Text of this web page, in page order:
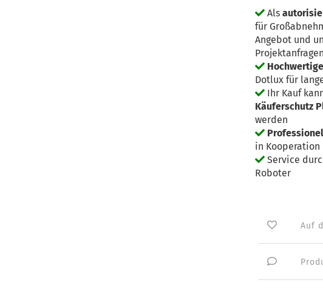
Als
für
Angebot und
Dotlux für
Ihr Kauf
Käuferschutz
werden
in
Service
Roboter
Auf